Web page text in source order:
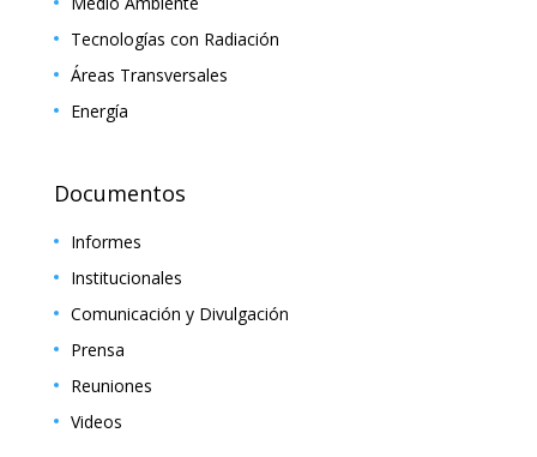
Tecnologías con Radiación
Áreas Transversales
Energía
Documentos
Informes
Institucionales
Comunicación y Divulgación
Prensa
Reuniones
Videos